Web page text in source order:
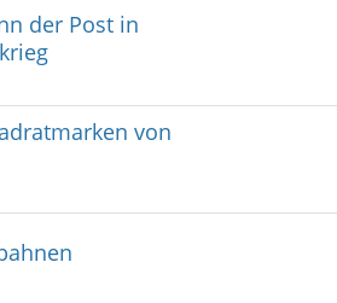
der Post in
von